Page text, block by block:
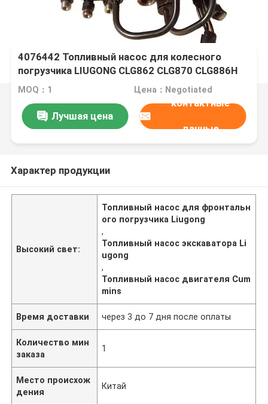
4076442 Топливный насос для колесного
погрузчика LIUGONG CLG862 CLG870 CLG886H
Экскаватор CLG936LC, CLG939LC SY365
MOQ：1 Цена：Negotiated
Лучшая цена
контактные
данные
Характер продукции
Высокий свет:
Топливный насос для фронтальн
ого погрузчика Liugong
,
Топливный насос экскаватора Li
ugong
,
Топливный насос двигателя Cum
mins
Время доставки через 3 до 7 дня после оплаты
Количество мин
заказа
1
Место происхож
дения
Китай